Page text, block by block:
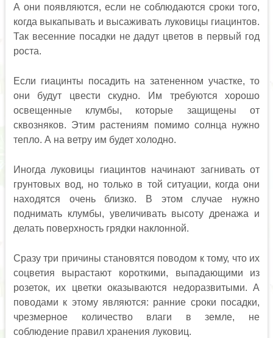
А они появляются, если не соблюдаются сроки того,
когда выкапывать и высаживать луковицы гиацинтов.
Так весенние посадки не дадут цветов в первый год
роста.
Если гиацинты посадить на затененном участке, то
они будут цвести скудно. Им требуются хорошо
освещенные клумбы, которые защищены от
сквозняков. Этим растениям помимо солнца нужно
тепло. А на ветру им будет холодно.
Иногда луковицы гиацинтов начинают загнивать от
грунтовых вод, но только в той ситуации, когда они
находятся очень близко. В этом случае нужно
поднимать клумбы, увеличивать высоту дренажа и
делать поверхность грядки наклонной.
Сразу три причины становятся поводом к тому, что их
соцветия вырастают короткими, выпадающими из
розеток, их цветки оказываются недоразвитыми. А
поводами к этому являются: ранние сроки посадки,
чрезмерное количество влаги в земле, не
соблюдение правил хранения луковиц.